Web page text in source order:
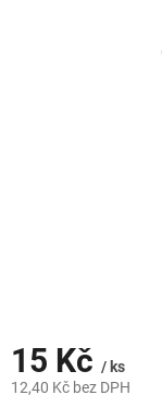
15 Kč / ks
12,40 Kč bez DPH